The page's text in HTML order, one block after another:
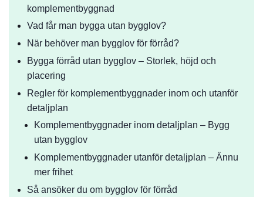
komplementbyggnad
Vad får man bygga utan bygglov?
När behöver man bygglov för förråd?
Bygga förråd utan bygglov – Storlek, höjd och
placering
Regler för komplementbyggnader inom och utanför
detaljplan
Komplementbyggnader inom detaljplan – Bygg
utan bygglov
Komplementbyggnader utanför detaljplan – Ännu
mer frihet
Så ansöker du om bygglov för förråd